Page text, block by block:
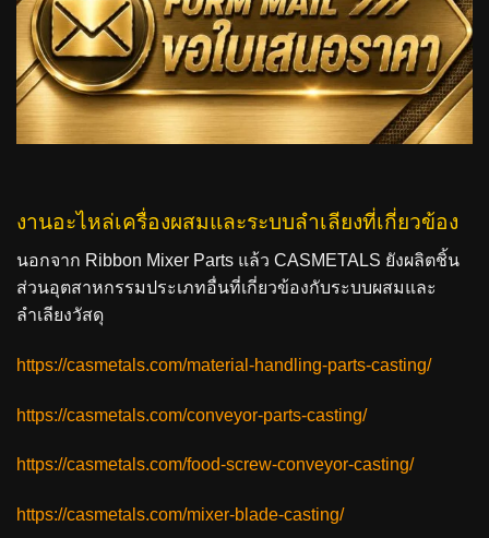
งานอะไหล่เครื่องผสมและระบบลำเลียงที่เกี่ยวข้อง
นอกจาก Ribbon Mixer Parts แล้ว CASMETALS ยังผลิตชิ้น
ส่วนอุตสาหกรรมประเภทอื่นที่เกี่ยวข้องกับระบบผสมและ
ลำเลียงวัสดุ
https://casmetals.com/material-handling-parts-casting/
https://casmetals.com/conveyor-parts-casting/
https://casmetals.com/food-screw-conveyor-casting/
https://casmetals.com/mixer-blade-casting/